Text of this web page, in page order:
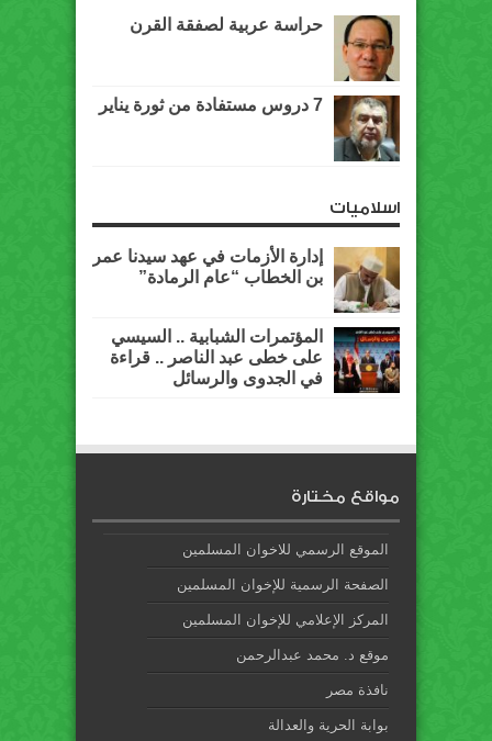
حراسة عربية لصفقة القرن
7 دروس مستفادة من ثورة يناير
اسلاميات
إدارة الأزمات في عهد سيدنا عمر
بن الخطاب “عام الرمادة”
المؤتمرات الشبابية .. السيسي
على خطى عبد الناصر .. قراءة
في الجدوى والرسائل
مواقع مختارة
الموقع الرسمي للاخوان المسلمين
الصفحة الرسمية للإخوان المسلمين
المركز الإعلامي للإخوان المسلمين
موقع د. محمد عبدالرحمن
نافذة مصر
بوابة الحرية والعدالة